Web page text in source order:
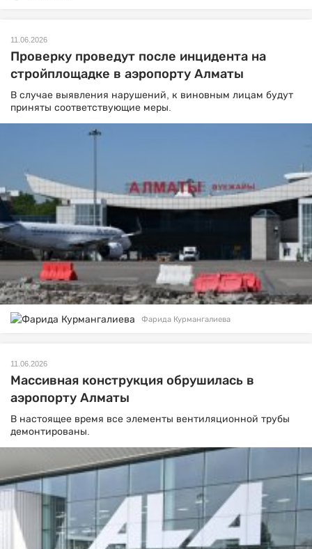
11.06.2026
Проверку проведут после инцидента на
стройплощадке в аэропорту Алматы
В случае выявления нарушений, к виновным лицам будут
приняты соответствующие меры.
Фарида Курмангалиева
11.06.2026
Массивная конструкция обрушилась в
аэропорту Алматы
В настоящее время все элементы вентиляционной трубы
демонтированы.